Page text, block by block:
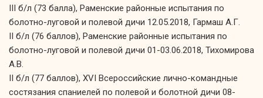
III б/л (73 балла), Раменские районные испытания по
болотно-луговой и полевой дичи 12.05.2018, Гармаш А.Г.
II б/л (76 баллов), Раменские районные испытания по
болотно-луговой и полевой дичи 01-03.06.2018, Тихомирова
А.В.
II б/л (77 баллов), XVI Всероссийские лично-командные
состязания спаниелей по полевой и болотной дичи 08-